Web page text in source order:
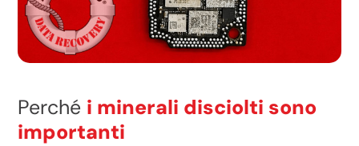
Perché i minerali disciolti sono
importanti